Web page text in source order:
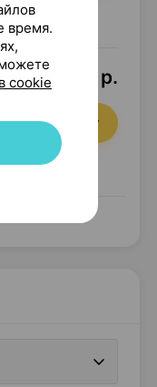
— 34,16 р.
В корзину
время.
cookie